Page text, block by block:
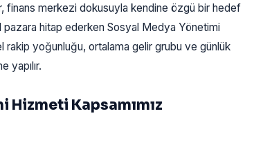
finans merkezi dokusuyla kendine özgü bir hedef
hitap ederken Sosyal Medya Yönetimi
yoğunluğu, ortalama gelir grubu ve günlük
yapılır.
Hizmeti Kapsamımız